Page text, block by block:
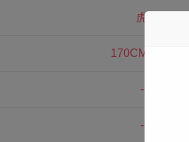
虎
170CM
--
--